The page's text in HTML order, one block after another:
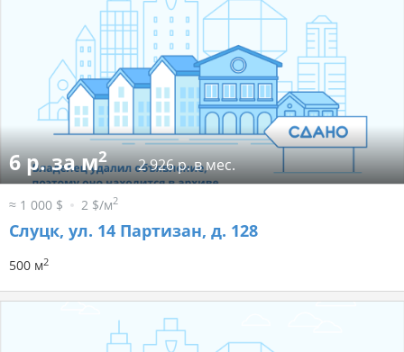
6 р. за м2 2 926 р. в мес.
≈ 1 000 $ 2 $/м2
Слуцк, ул. 14 Партизан, д. 128
500 м2